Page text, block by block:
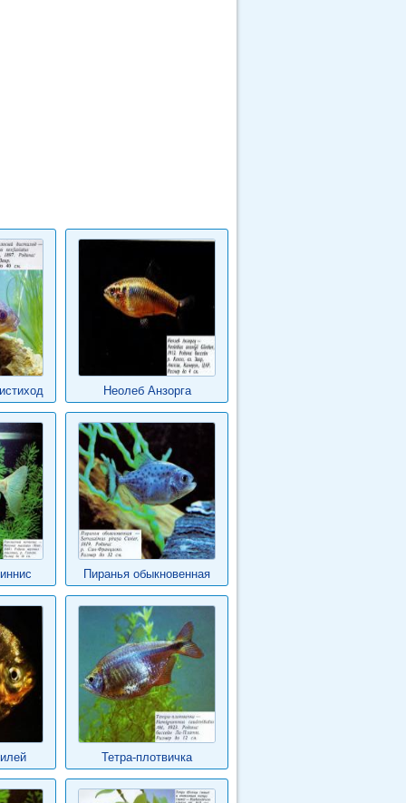
Неолеб Анзорга
Пиранья обыкновенная
Тетра-плотвичка